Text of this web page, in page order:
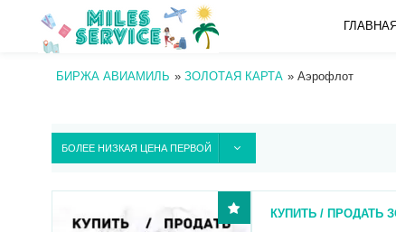
ГЛАВНАЯ
БИРЖА АВИАМИЛЬ » ЗОЛОТАЯ КАРТА » Аэрофлот
БОЛЕЕ НИЗКАЯ ЦЕНА ПЕРВОЙ
КУПИТЬ / ПРОДАТЬ